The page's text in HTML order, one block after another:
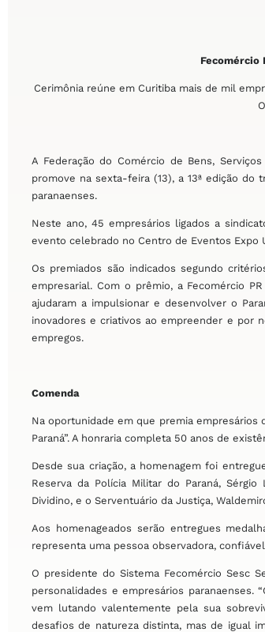
Fecomércio
Cerimônia reúne em Curitiba mais de mil
A Federação do Comércio de Bens,
promove na sexta-feira (13), a 13ª edição
paranaenses.
Neste ano, 45 empresários ligados a
evento celebrado no Centro de Eventos Expo
Os premiados são indicados segundo
empresarial. Com o prêmio, a Fecomércio
ajudaram a impulsionar e desenvolver o
inovadores e criativos ao empreender e por
empregos.
Comenda
Na oportunidade em que premia empresários
Paraná”. A honraria completa 50 anos de
Desde sua criação, a homenagem foi
Reserva da Polícia Militar do Paraná,
Dividino, e o Serventuário da Justiça,
Aos homenageados serão entregues
representa uma pessoa observadora,
O presidente do Sistema Fecomércio Sesc
personalidades e empresários
vem lutando valentemente pela sua
desafios de natureza distinta, mas de igual